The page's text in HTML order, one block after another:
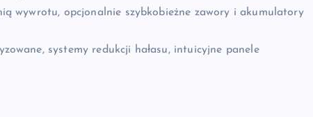
wywrotu, opcjonalnie szybkobieżne zawory i akumulatory
systemy redukcji hałasu, intuicyjne panele